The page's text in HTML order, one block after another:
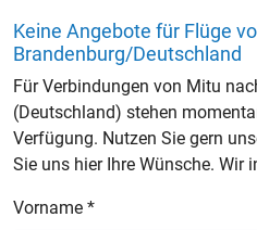
Keine Angebote für Flüge
Brandenburg/Deutschland
Für Verbindungen von Mitu
(Deutschland) stehen
Verfügung. Nutzen Sie gern
Sie uns hier Ihre Wünsche. Wir
Vorname *